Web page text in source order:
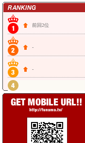
前回2位
-
-